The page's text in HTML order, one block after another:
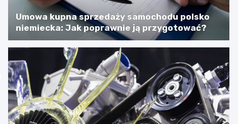
Umowa kupna sprzedaży samochodu polsko
niemiecka: Jak poprawnie ją przygotować?